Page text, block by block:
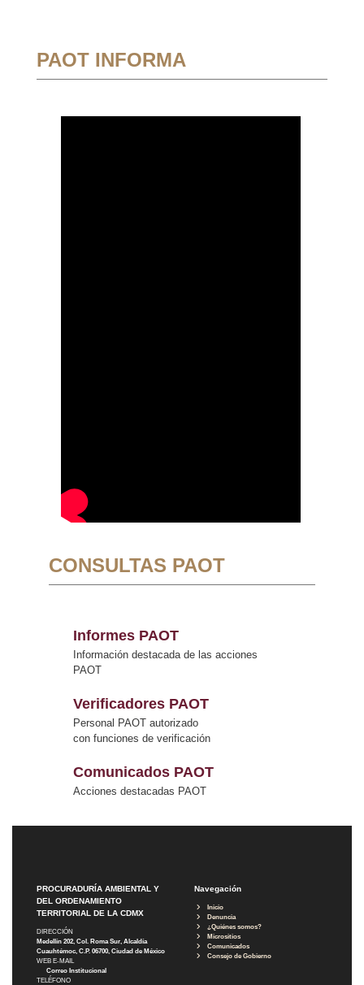
PAOT INFORMA
CONSULTAS PAOT
Informes PAOT
Información destacada de las acciones
PAOT
Verificadores PAOT
Personal PAOT autorizado
con funciones de verificación
Comunicados PAOT
Acciones destacadas PAOT
PROCURADURÍA AMBIENTAL Y
DEL ORDENAMIENTO
TERRITORIAL DE LA CDMX
DIRECCIÓN
Medellín 202, Col. Roma Sur, Alcaldía
Cuauhtémoc, C.P. 06700, Ciudad de México
WEB E-MAIL
Correo Institucional
TELÉFONO
Navegación
Inicio
Denuncia
¿Quiénes somos?
Micrositios
Comunicados
Consejo de Gobierno